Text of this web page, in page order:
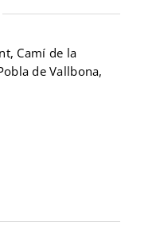
Camí de la
de Vallbona,